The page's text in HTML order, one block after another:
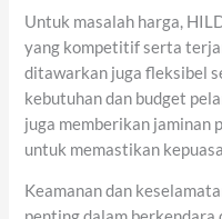
Untuk masalah harga,
yang kompetitif serta
ditawarkan juga fleksibel
kebutuhan dan budget
juga memberikan jaminan
untuk memastikan
Keamanan dan